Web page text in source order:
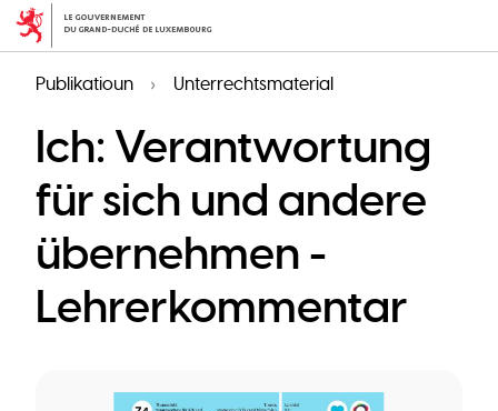
Skip
contentPublikatioun Unterrechtsmaterial
Ich: Verantwortung
für sich und andere
übernehmen -
Lehrerkommentar